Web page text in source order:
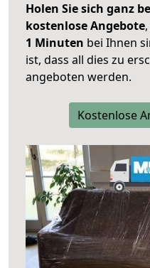
Holen Sie sich ganz
kostenlose Angebote
1 Minuten bei Ihnen
ist, dass all dies zu
angeboten werden.
Kostenlose